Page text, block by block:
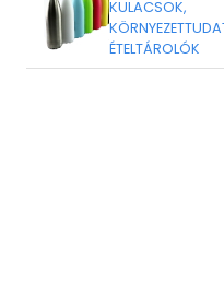
KULACSOK,
ÉTELTÁROLÓK